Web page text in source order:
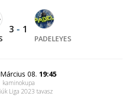
3 - 1
PADELEYES
08. 19:45
kaminokupa
Liga 2023 tavasz